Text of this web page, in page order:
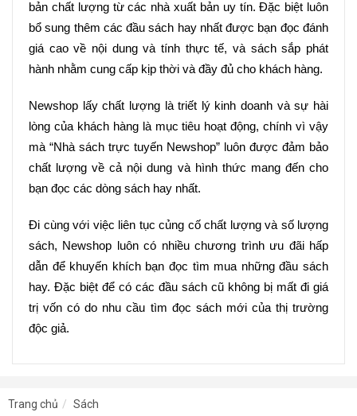
bản chất lượng từ các nhà xuất bản uy tín. Đặc biệt luôn
bổ sung thêm các đầu sách hay nhất được bạn đọc đánh
giá cao về nội dung và tính thực tế, và sách sắp phát
hành nhằm cung cấp kịp thời và đầy đủ cho khách hàng.
Newshop lấy chất lượng là triết lý kinh doanh và sự hài
lòng của khách hàng là mục tiêu hoạt động, chính vì vậy
mà “Nhà sách trực tuyến Newshop” luôn được đảm bảo
chất lượng về cả nội dung và hình thức mang đến cho
bạn đọc các dòng sách hay nhất.
Đi cùng với việc liên tục củng cố chất lượng và số lượng
sách, Newshop luôn có nhiều chương trình ưu đãi hấp
dẫn để khuyến khích bạn đọc tìm mua những đầu sách
hay. Đặc biệt để có các đầu sách cũ không bị mất đi giá
trị vốn có do nhu cầu tìm đọc sách mới của thị trường
độc giả.
Trang chủ Sách